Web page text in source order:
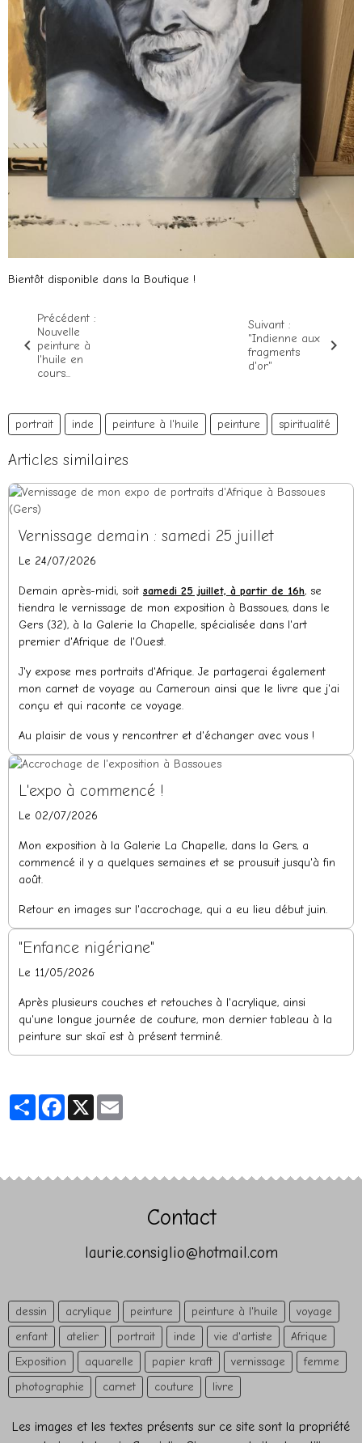
Bientôt disponible dans la Boutique !
Précédent :
Nouvelle
peinture à
l'huile en
cours...
Suivant :
"Indienne aux
fragments
d'or"
portrait inde peinture à l'huile peinture spiritualité
Articles similaires
Vernissage demain : samedi 25 juillet
Le 24/07/2026
Demain après-midi, soit samedi 25 juillet, à partir de 16h, se
tiendra le vernissage de mon exposition à Bassoues, dans le
Gers (32), à la Galerie la Chapelle, spécialisée dans l'art
premier d'Afrique de l'Ouest.
J'y expose mes portraits d'Afrique. Je partagerai également
mon carnet de voyage au Cameroun ainsi que le livre que j'ai
conçu et qui raconte ce voyage.
Au plaisir de vous y rencontrer et d'échanger avec vous !
L'expo à commencé !
Le 02/07/2026
Mon exposition à la Galerie La Chapelle, dans la Gers, a
commencé il y a quelques semaines et se prousuit jusqu'à fin
août.
Retour en images sur l'accrochage, qui a eu lieu début juin.
"Enfance nigériane"
Le 11/05/2026
Après plusieurs couches et retouches à l'acrylique, ainsi
qu'une longue journée de couture, mon dernier tableau à la
peinture sur skaï est à présent terminé.
PartagerFacebook
X
Contact
laurie.consiglio@hotmail.com
dessin acrylique peinture peinture à l'huile
voyage
enfant
atelier portrait inde vie d'artiste
Afrique
Exposition
aquarelle papier kraft vernissage
femme
photographie
carnet couture livre
Les images et les textes présents sur ce site sont la propriété